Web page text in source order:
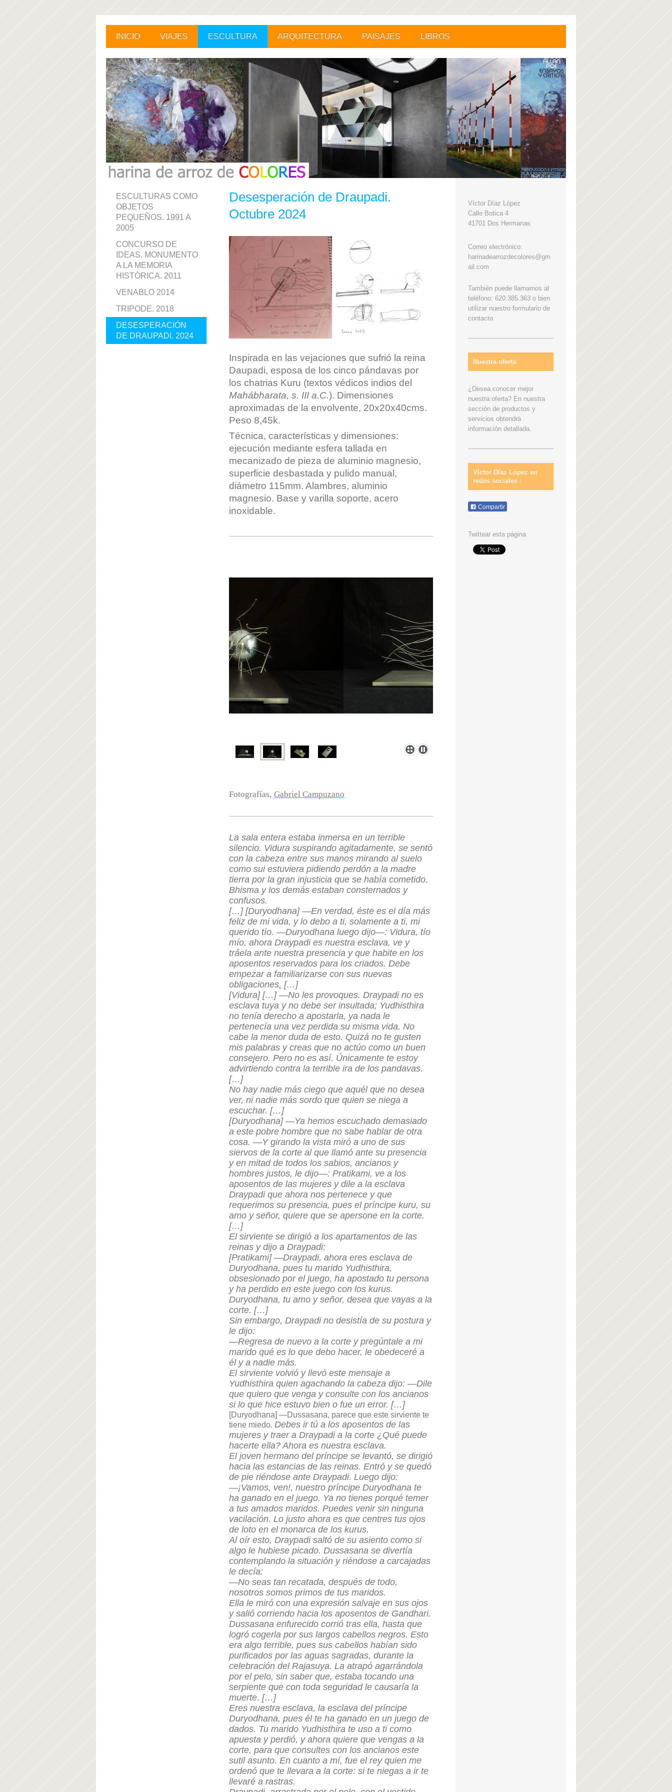
INICIO VIAJES ESCULTURA ARQUITECTURA PAISAJES LIBROS
ESCULTURAS COMO
OBJETOS
PEQUEÑOS. 1991 A
2005
CONCURSO DE
IDEAS. MONUMENTO
A LA MEMORIA
HISTÓRICA. 2011
VENABLO 2014
TRIPODE. 2018
DESESPERACIÓN
DE DRAUPADI. 2024
Desesperación de Draupadi.
Octubre 2024
Inspirada en las vejaciones que sufrió la reina
Daupadi, esposa de los cinco pándavas por
los chatrias Kuru (textos védicos indios del
Mahábharata, s. III a.C.). Dimensiones
aproximadas de la envolvente, 20x20x40cms.
Peso 8,45k.
Técnica, características y dimensiones:
ejecución mediante esfera tallada en
mecanizado de pieza de aluminio magnesio,
superficie desbastada y pulido manual,
diámetro 115mm. Alambres, aluminio
magnesio. Base y varilla soporte, acero
inoxidable.
Fotografías, Gabriel Campuzano
La sala entera estaba inmersa en un terrible
silencio. Vidura suspirando agitadamente, se sentó
con la cabeza entre sus manos mirando al suelo
como sui estuviera pidiendo perdón a la madre
tierra por la gran injusticia que se había cometido.
Bhisma y los demás estaban consternados y
confusos.
[…] [Duryodhana] —En verdad, éste es el día más
feliz de mi vida, y lo debo a ti, solamente a ti, mi
querido tío. —Duryodhana luego dijo—: Vidura, tío
mío, ahora Draypadi es nuestra esclava, ve y
tráela ante nuestra presencia y que habite en los
aposentos reservados para los criados. Debe
empezar a familiarizarse con sus nuevas
obligaciones. […]
[Vidura] […] —No les provoques. Draypadi no es
esclava tuya y no debe ser insultada; Yudhisthira
no tenía derecho a apostarla, ya nada le
pertenecía una vez perdida su misma vida. No
cabe la menor duda de esto. Quizá no te gusten
mis palabras y creas que no actúo como un buen
consejero. Pero no es así. Únicamente te estoy
advirtiendo contra la terrible ira de los pandavas.
[…]
No hay nadie más ciego que aquél que no desea
ver, ni nadie más sordo que quien se niega a
escuchar. […]
[Duryodhana] —Ya hemos escuchado demasiado
a este pobre hombre que no sabe hablar de otra
cosa. —Y girando la vista miró a uno de sus
siervos de la corte al que llamó ante su presencia
y en mitad de todos los sabios, ancianos y
hombres justos, le dijo—: Pratikami, ve a los
aposentos de las mujeres y dile a la esclava
Draypadi que ahora nos pertenece y que
requerimos su presencia, pues el príncipe kuru, su
amo y señor, quiere que se apersone en la corte.
[…]
El sirviente se dirigió a los apartamentos de las
reinas y dijo a Draypadi:
[Pratikami] —Draypadi, ahora eres esclava de
Duryodhana, pues tu marido Yudhisthira,
obsesionado por el juego, ha apostado tu persona
y ha perdido en este juego con los kurus.
Duryodhana, tu amo y señor, desea que vayas a la
corte. […]
Sin embargo, Draypadi no desistía de su postura y
le dijo:
—Regresa de nuevo a la corte y pregúntale a mi
marido qué es lo que debo hacer, le obedeceré a
él y a nadie más.
El sirviente volvió y llevó este mensaje a
Yudhisthira quien agachando la cabeza dijo: —Dile
que quiero que venga y consulte con los ancianos
si lo que hice estuvo bien o fue un error. […]
[Duryodhana] —Dussasana, parece que este sirviente te
tiene miedo. Debes ir tú a los aposentos de las
mujeres y traer a Draypadi a la corte ¿Qué puede
hacerte ella? Ahora es nuestra esclava.
El joven hermano del príncipe se levantó, se dirigió
hacia las estancias de las reinas. Entró y se quedó
de pie riéndose ante Draypadi. Luego dijo:
—¡Vamos, ven!, nuestro príncipe Duryodhana te
ha ganado en el juego. Ya no tienes porqué temer
a tus amados maridos. Puedes venir sin ninguna
vacilación. Lo justo ahora es que centres tus ojos
de loto en el monarca de los kurus.
Al oír esto, Draypadi saltó de su asiento como si
algo le hubiese picado. Dussasana se divertía
contemplando la situación y riéndose a carcajadas
le decía:
—No seas tan recatada, después de todo,
nosotros somos primos de tus maridos.
Ella le miró con una expresión salvaje en sus ojos
y salió corriendo hacia los aposentos de Gandhari.
Dussasana enfurecido corrió tras ella, hasta que
logró cogerla por sus largos cabellos negros. Esto
era algo terrible, pues sus cabellos habían sido
purificados por las aguas sagradas, durante la
celebración del Rajasuya. La atrapó agarrándola
por el pelo, sin saber que, estaba tocando una
serpiente que con toda seguridad le causaría la
muerte. […]
Eres nuestra esclava, la esclava del príncipe
Duryodhana, pues él te ha ganado en un juego de
dados. Tu marido Yudhisthira te uso a ti como
apuesta y perdió, y ahora quiere que vengas a la
corte, para que consultes con los ancianos este
sutil asunto. En cuanto a mí, fue el rey quien me
ordenó que te llevara a la corte: si te niegas a ir te
llevaré a rastras.
Víctor Díaz López
Calle Botica 4
41701 Dos Hermanas
Correo electrónico:
harinadearrozdecolores@gm
ail.com
También puede llamarnos al
teléfono: 620.385.363 o bien
utilizar nuestro formulario de
contacto.
Nuestra oferta
¿Desea conocer mejor
nuestra oferta? En nuestra
sección de productos y
servicios obtendrá
información detallada.
Víctor Díaz López en
redes sociales :
Compartir
Twittear esta página